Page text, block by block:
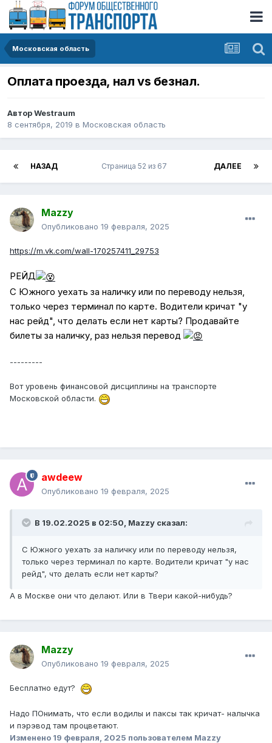
Московская область
Оплата проезда, нал vs безнал.
АвторWestraum
8 сентября, 2019 в Московская область
НАЗАД ДАЛЕЕ
Страница 52 из 67
Mazzy
Опубликовано 19 февраля, 2025
https://m.vk.com/wall-170257411_29753
РЕЙД
С Южного уехать за наличку или по переводу нельзя,
только через терминал по карте. Водители кричат "у
нас рейд", что делать если нет карты? Продавайте
билеты за наличку, раз нельзя перевод
---------
Вот уровень финансовой дисциплины на транспорте
Московской области.
awdeew
Опубликовано 19 февраля, 2025
В 19.02.2025 в 02:50, Mazzy сказал:
С Южного уехать за наличку или по переводу нельзя,
только через терминал по карте. Водители кричат "у нас
рейд", что делать если нет карты?
А в Москве они что делают. Или в Твери какой-нибудь?
Mazzy
Опубликовано 19 февраля, 2025
Бесплатно едут?
Надо ПОнимать, что если водилы и паксы так кричат- налычка
и пэрэвод там процветают.
Изменено 19 февраля, 2025 пользователем Mazzy